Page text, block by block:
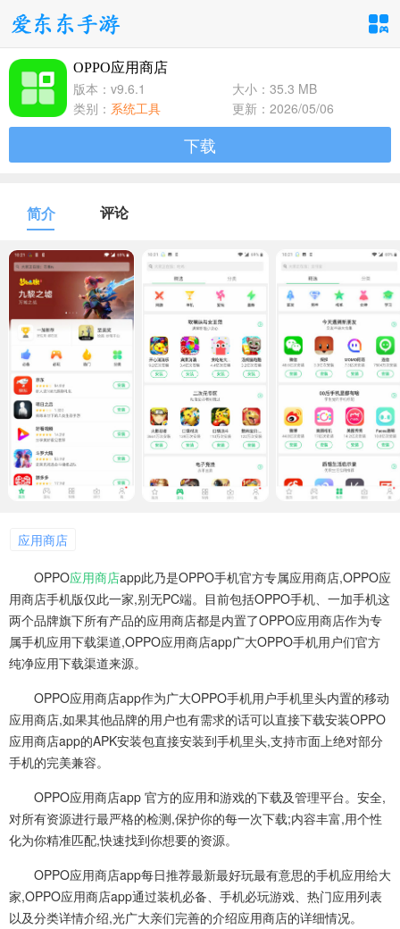
手游分类
卡牌回合
1百+款手游
1百+款手游
体育竞速
1百+款手游
冒险解谜
1百+款手游
模拟经营
1百+款手游
音乐舞蹈
1百+款手游
儿童教育
1百+款手游
OPPO应用商店
版本：v9.6.1
大小：35.3 MB
类别： 系统工具 更新：2026/05/06
下载
简介 评论
应用商店
OPPO应用商店app此乃是OPPO手机官方专属应用商店,OPPO应
用商店手机版仅此一家,别无PC端。目前包括OPPO手机、一加手机这
两个品牌旗下所有产品的应用商店都是内置了OPPO应用商店作为专
属手机应用下载渠道,OPPO应用商店app广大OPPO手机用户们官方
纯净应用下载渠道来源。
OPPO应用商店app作为广大OPPO手机用户手机里头内置的移动
应用商店,如果其他品牌的用户也有需求的话可以直接下载安装OPPO
应用商店app的APK安装包直接安装到手机里头,支持市面上绝对部分
手机的完美兼容。
OPPO应用商店app 官方的应用和游戏的下载及管理平台。安全,
对所有资源进行最严格的检测,保护你的每一次下载;内容丰富,用个性
化为你精准匹配,快速找到你想要的资源。
OPPO应用商店app每日推荐最新最好玩最有意思的手机应用给大
家,OPPO应用商店app通过装机必备、手机必玩游戏、热门应用列表
以及分类详情介绍,光广大亲们完善的介绍应用商店的详细情况。